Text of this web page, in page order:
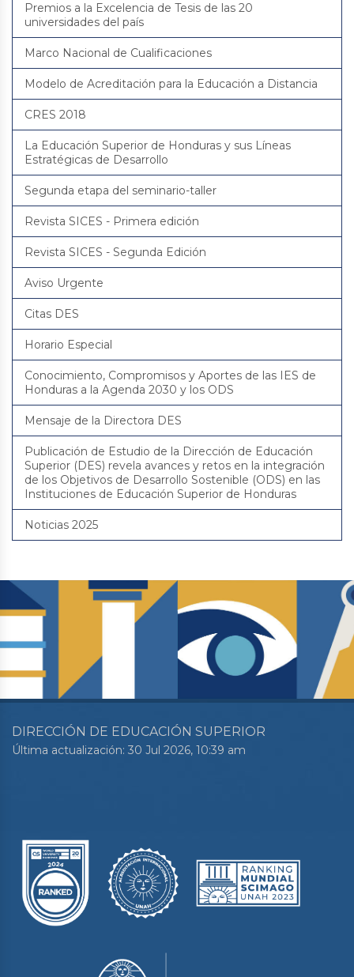
Premios a la Excelencia de Tesis de las 20
universidades del país
Marco Nacional de Cualificaciones
Modelo de Acreditación para la Educación a Distancia
CRES 2018
La Educación Superior de Honduras y sus Líneas
Estratégicas de Desarrollo
Segunda etapa del seminario-taller
Revista SICES - Primera edición
Revista SICES - Segunda Edición
Aviso Urgente
Citas DES
Horario Especial
Conocimiento, Compromisos y Aportes de las IES de
Honduras a la Agenda 2030 y los ODS
Mensaje de la Directora DES
Publicación de Estudio de la Dirección de Educación
Superior (DES) revela avances y retos en la integración
de los Objetivos de Desarrollo Sostenible (ODS) en las
Instituciones de Educación Superior de Honduras
Noticias 2025
DIRECCIÓN DE EDUCACIÓN SUPERIOR
Última actualización: 30 Jul 2026, 10:39 am